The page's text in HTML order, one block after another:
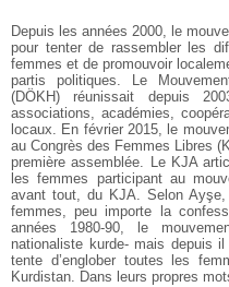
Depuis les années 2000, le
pour tenter de rassembler les
femmes et de promouvoir
partis politiques. Le
(DÖKH) réunissait depuis
associations, académies,
locaux. En février 2015, le
au Congrès des Femmes Libres
première assemblée. Le KJA
les femmes participant au
avant tout, du KJA. Selon
femmes, peu importe la
années 1980-90, le
nationaliste kurde- mais depuis
tente d’englober toutes les
Kurdistan. Dans leurs propres